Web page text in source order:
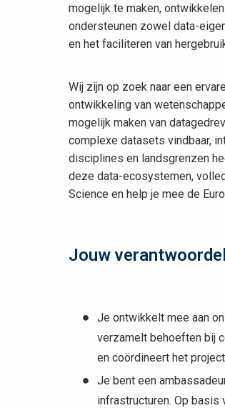
mogelijk te maken,
ondersteunen zowel data-
en het faciliteren van
Wij zijn op zoek naar een
ontwikkeling van
mogelijk maken van
complexe datasets vindbaar,
disciplines en landsgrenzen
deze data-ecosystemen,
Science en help je mee de
Jouw
Je ontwikkelt mee aan
verzamelt behoeften bij
en coördineert het
Je bent een
infrastructuren. Op basis